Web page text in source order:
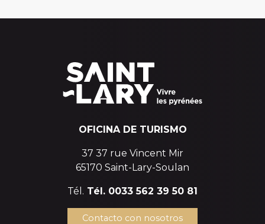
OFICINA DE TURISMO
37 37 rue Vincent Mir
65170 Saint-Lary-Soulan
Tél. Tél. 0033 562 39 50 81
Contacto con nosotros